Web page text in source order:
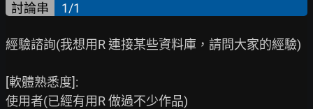
討論串 1/1
經驗諮詢(我想用R 連接某些資料庫，請問大家的經驗)
[軟體熟悉度]:
使用者(已經有用R 做過不少作品)